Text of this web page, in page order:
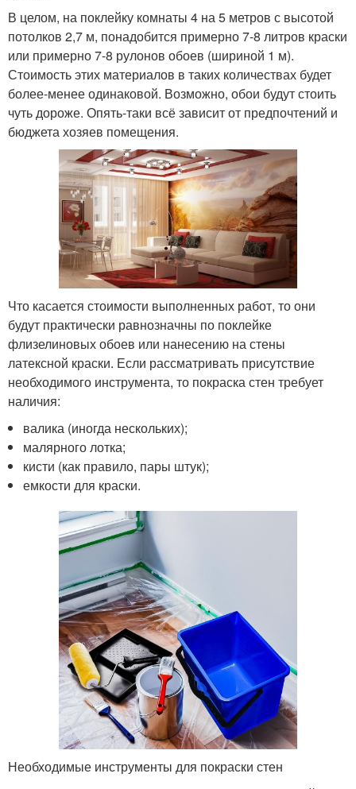
В целом, на поклейку комнаты 4 на 5 метров с высотой
потолков 2,7 м, понадобится примерно 7-8 литров краски
или примерно 7-8 рулонов обоев (шириной 1 м).
Стоимость этих материалов в таких количествах будет
более-менее одинаковой. Возможно, обои будут стоить
чуть дороже. Опять-таки всё зависит от предпочтений и
бюджета хозяев помещения.
Что касается стоимости выполненных работ, то они
будут практически равнозначны по поклейке
флизелиновых обоев или нанесению на стены
латексной краски. Если рассматривать присутствие
необходимого инструмента, то покраска стен требует
наличия:
валика (иногда нескольких);
малярного лотка;
кисти (как правило, пары штук);
емкости для краски.
Необходимые инструменты для покраски стен